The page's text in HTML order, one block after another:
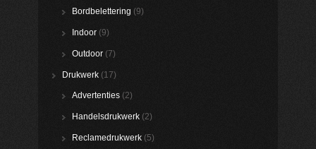
Bordbelettering (9)
Indoor (9)
Outdoor (7)
Drukwerk (17)
Advertenties (2)
Handelsdrukwerk (2)
Reclamedrukwerk (5)